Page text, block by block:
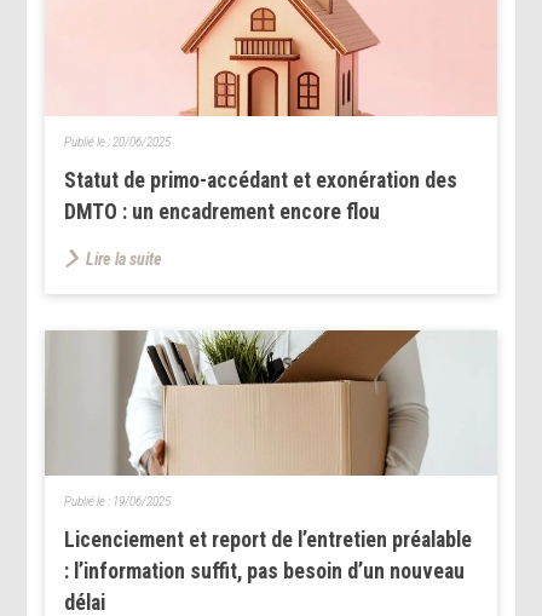
Statut de primo-accédant et exonération des
DMTO : un encadrement encore flou
Publié le : 20/06/2025
Lire la suite
Licenciement et report de l’entretien préalable
: l’information suffit, pas besoin d’un nouveau
délai
Publié le : 19/06/2025